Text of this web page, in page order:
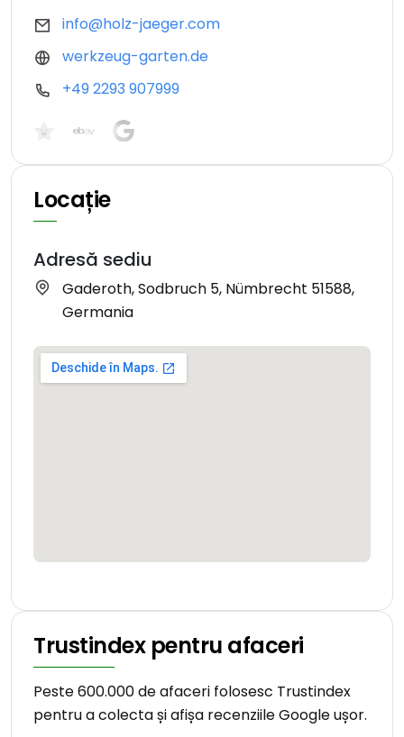
info@holz-jaeger.com
werkzeug-garten.de
+49 2293 907999
Locație
Adresă sediu
Gaderoth, Sodbruch 5, Nümbrecht 51588,
Germania
Trustindex pentru afaceri
Peste 600.000 de afaceri folosesc Trustindex
pentru a colecta și afișa recenziile Google ușor.